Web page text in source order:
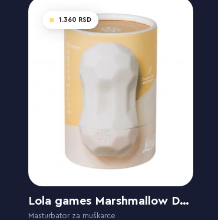
1.360
Lola games Marshmallow Dreamy White
Masturbator za muškarce